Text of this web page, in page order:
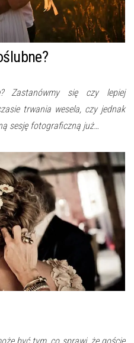
Zastanówmy się czy lepiej
trwania wesela, czy jednak
sesję fotograficzną już…